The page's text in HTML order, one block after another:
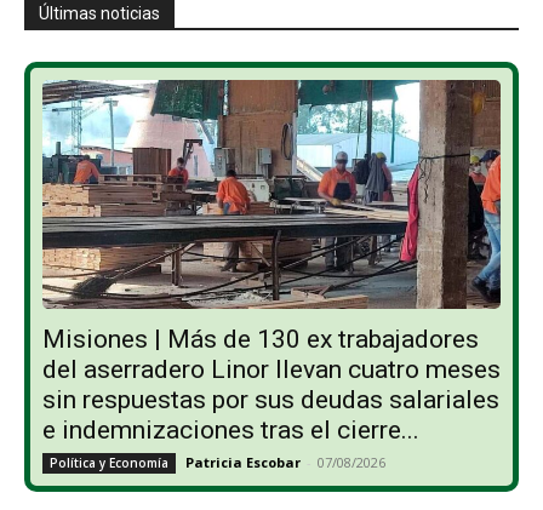
Últimas noticias
Misiones | Más de 130 ex trabajadores
del aserradero Linor llevan cuatro meses
sin respuestas por sus deudas salariales
e indemnizaciones tras el cierre...
Política y Economía Patricia Escobar - 07/08/2026